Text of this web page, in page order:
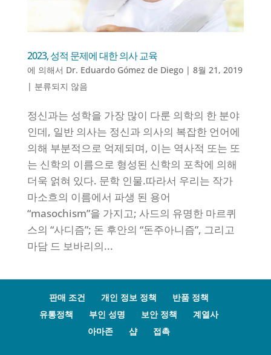
2023, 성적 문제에 대한 의사 교육
에 의해서 Dr. Eduardo Gómez de Diego| 8월 21, 2019
| 분류되지 않음
정신과는 성학을 가장 많이 다룬 의학의 한 분야
인데, 일반 의사는 정신과 의사의 복잡한 언어에
의해 부분적으로 억제되며, 이는 역사적 또는 또
는 신학의 이름으로 형성된 신학의 포착에 의해
더욱 얽혀 있다. 문학 인물.따라서 우리는 작가
마소흐의 이름에서 파생 된 용어
“masochism”을 가지고; 사드의 유명한 마르퀴
스의 “사디즘”; 돈 후안의 “돈주아니즘”, 그리고
마담 드 보바리의...
판매 조건 개인 정보 정책
반품 정책
유통정책
부인 성명 보안 정책
계열사
아마존
샵 접촉